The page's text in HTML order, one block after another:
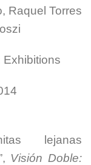
Raquel Torres
Exhibitions
lejanas
Visión Doble: